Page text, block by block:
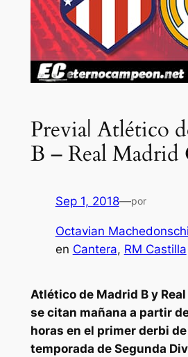
Previa| Atlético
B – Real Madrid
Sep 1, 2018—por
Octavian Machedonschi
en Cantera, RM Castilla
Atlético de Madrid B y
se citan mañana a partir
horas en el primer derbi
temporada de Segunda